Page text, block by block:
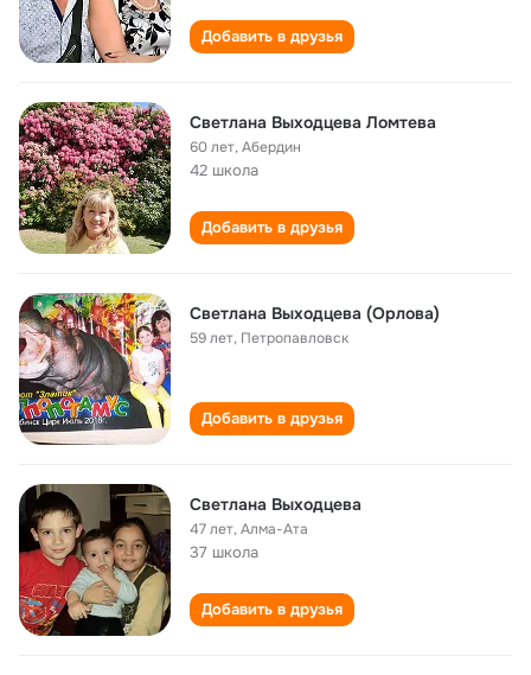
Добавить в друзья
Светлана Выходцева Ломтева
60 лет,Абердин
42 школа
Добавить в друзья
Светлана Выходцева (Орлова)
59 лет, Петропавловск
Добавить в друзья
Светлана Выходцева
47 лет,Алма-Ата
37 школа
Добавить в друзья